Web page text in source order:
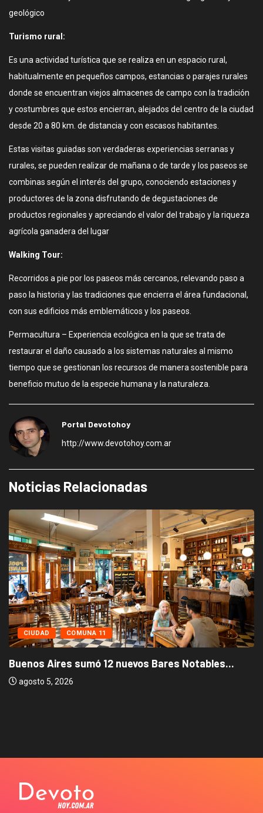
geológico
Turismo rural:
Es una actividad turística que se realiza en un espacio rural,
habitualmente en pequeños campos, estancias o parajes rurales
donde se encuentran viejos almacenes de campo con la tradición
y costumbres que estos encierran, alejados del centro de la ciudad
desde 20 a 80 km. de distancia y con escasos habitantes.
Estas visitas guiadas son verdaderas experiencias serranas y
rurales, se pueden realizar de mañana o de tarde y los paseos se
combinas según el interés del grupo, conociendo estaciones y
productores de la zona disfrutando de degustaciones de
productos regionales y apreciando el valor del trabajo y la riqueza
agrícola ganadera del lugar
Walking Tour:
Recorridos a pie por los paseos más cercanos, relevando paso a
paso la historia y las tradiciones que encierra el área fundacional,
con sus edificios más emblemáticos y los paseos.
Permacultura – Experiencia ecológica en la que se trata de
restaurar el daño causado a los sistemas naturales al mismo
tiempo que se gestionan los recursos de manera sostenible para
beneficio mutuo de la especie humana y la naturaleza.
Portal Devotohoy
http://www.devotohoy.com.ar
Noticias Relacionadas
COMUNA 11
sumó 12 nuevos Bares Notables...
2026